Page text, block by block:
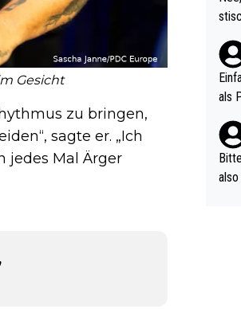
Gesicht
zu bringen,
sagte er. „Ich
jedes Mal Ärger
(in
als
nes
ttler
vV
als